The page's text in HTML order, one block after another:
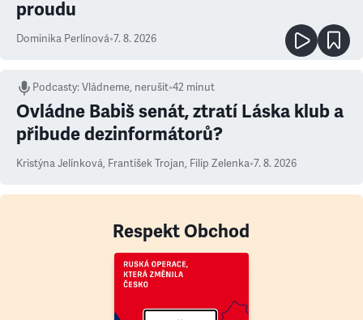
proudu
Dominika Perlínová•7. 8. 2026
Podcasty:Vládneme, nerušit•42 minut
Ovládne Babiš senát, ztratí Láska klub a
přibude dezinformátorů?
Kristýna Jelínková, František Trojan, Filip Zelenka•7. 8. 2026
Respekt Obchod